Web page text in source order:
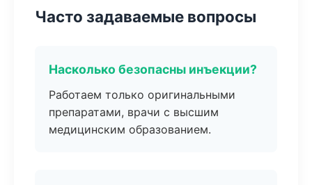
Часто задаваемые вопросы
Насколько безопасны инъекции?
Работаем только оригинальными
препаратами, врачи с высшим
медицинским образованием.